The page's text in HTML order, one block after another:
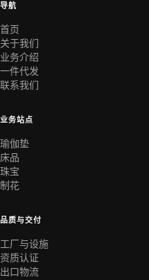
导航
首页
关于我们
业务介绍
一件代发
联系我们
业务站点
瑜伽垫
床品
珠宝
制花
品质与交付
工厂与设施
资质认证
出口物流